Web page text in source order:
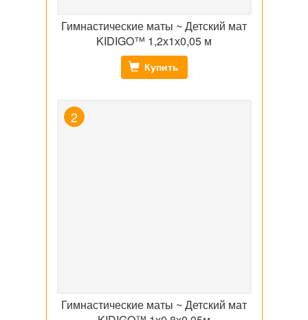
Гимнастические маты ~ Детский мат
KIDIGO™ 1,2х1х0,05 м
Купить
Гимнастические маты ~ Детский мат